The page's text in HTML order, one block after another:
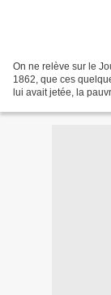
On ne relève sur le
1862, que ces
lui avait jetée, la